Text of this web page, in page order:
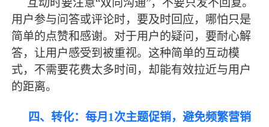
互动时要注意“双向沟通”，不要只发不回复。
用户参与问答或评论时，要及时回应，哪怕只是
简单的点赞和感谢。对于用户的疑问，要耐心解
答，让用户感受到被重视。这种简单的互动模
式，不需要花费太多时间，却能有效拉近与用户
的距离。
四、转化：每月1次主题促销，避免频繁营销